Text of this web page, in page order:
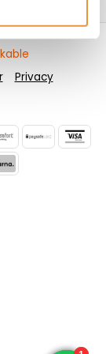
Privacy